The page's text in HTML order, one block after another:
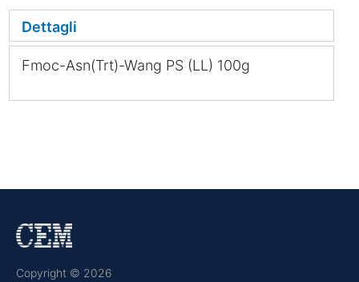
Dettagli
Fmoc-Asn(Trt)-Wang PS (LL) 100g
Copyright © 2026